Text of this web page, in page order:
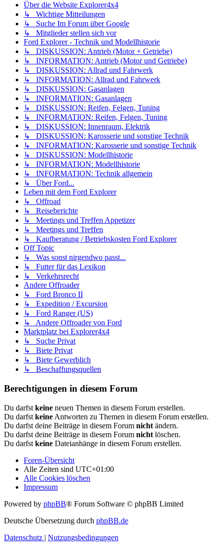
Über die Website Explorer4x4
↳ Wichtige Mitteilungen
↳ Suche Im Forum über Google
↳ Mitglieder stellen sich vor
Ford Explorer - Technik und Modellhistorie
↳ DISKUSSION: Antrieb (Motor + Getriebe)
↳ INFORMATION: Antrieb (Motor und Getriebe)
↳ DISKUSSION: Allrad und Fahrwerk
↳ INFORMATION: Allrad und Fahrwerk
↳ DISKUSSION: Gasanlagen
↳ INFORMATION: Gasanlagen
↳ DISKUSSION: Reifen, Felgen, Tuning
↳ INFORMATION: Reifen, Felgen, Tuning
↳ DISKUSSION: Innenraum, Elektrik
↳ DISKUSSION: Karosserie und sonstige Technik
↳ INFORMATION: Karosserie und sonstige Technik
↳ DISKUSSION: Modellhistorie
↳ INFORMATION: Modellhistorie
↳ INFORMATION: Technik allgemein
↳ Über Ford...
Leben mit dem Ford Explorer
↳ Offroad
↳ Reiseberichte
↳ Meetings und Treffen Appetizer
↳ Meetings und Treffen
↳ Kaufberatung / Betriebskosten Ford Explorer
Off Topic
↳ Was sonst nirgendwo passt...
↳ Futter für das Lexikon
↳ Verkehrsrecht
Andere Offroader
↳ Ford Bronco II
↳ Expedition / Excursion
↳ Ford Ranger (US)
↳ Andere Offroader von Ford
Marktplatz bei Explorer4x4
↳ Suche Privat
↳ Biete Privat
↳ Biete Gewerblich
↳ Beschaffungsquellen
Berechtigungen in diesem Forum
Du darfst keine neuen Themen in diesem Forum erstellen.
Du darfst keine Antworten zu Themen in diesem Forum erstellen.
Du darfst deine Beiträge in diesem Forum nicht ändern.
Du darfst deine Beiträge in diesem Forum nicht löschen.
Du darfst keine Dateianhänge in diesem Forum erstellen.
Foren-Übersicht
Alle Zeiten sind UTC+01:00
Alle Cookies löschen
Impressum
Powered by phpBB® Forum Software © phpBB Limited
Deutsche Übersetzung durch phpBB.de
Datenschutz | Nutzungsbedingungen